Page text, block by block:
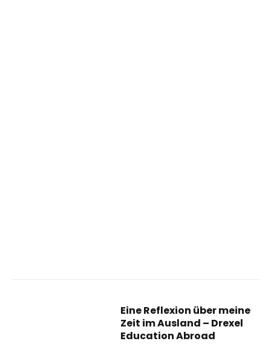
Eine Reflexion über meine
Zeit im Ausland – Drexel
Education Abroad